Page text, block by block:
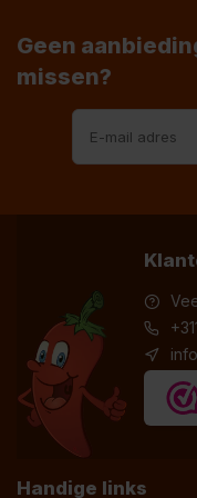
Geen
missen?
Handige links